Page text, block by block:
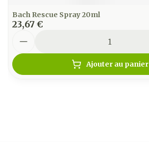
Bach Rescue Spray 20ml
23,67 €
Ajouter au panier